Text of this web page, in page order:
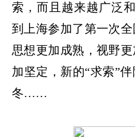
索，而且越来越广泛
到上海参加了第一次
思想更加成熟，视野
加坚定，新的“求索”
冬……